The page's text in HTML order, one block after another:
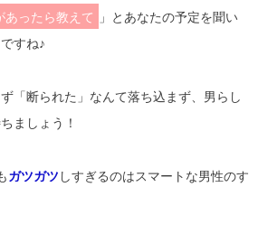
あったら教えて
」とあなたの予定を聞い
すね♪
「断られた」なんて落ち込まず、男らし
ましょう！
ガツガツ しすぎるのはスマートな男性のす